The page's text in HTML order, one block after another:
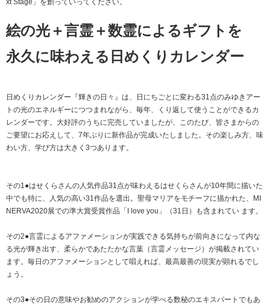
xt Stage」を創っていってください。
絵の光＋言霊＋数霊によるギフトを
永久に味わえる日めくりカレンダー
日めくりカレンダー『輝きの日々』は、日にちごとに変わる31点のみゆきアー
トの光のエネルギーにつつまれながら、毎年、くり返して使うことができるカ
レンダーです。大好評のうちに完売していましたが、このたび、皆さまからの
ご要望にお応えして、7年ぶりに新作品が完成いたしました。その楽しみ方、味
わい方、学び方は大きく3つあります。
その1●はせくらさんの人気作品31点が味わえるはせくらさんが10年間に描いた
中でも特に、人気の高い31作品を選出。聖母マリアをモチーフに描かれた、MI
NERVA2020展での準大賞受賞作品「I love you」（31日）も含まれてい ます。
その2●言霊によるアファメーションが実践できる気持ちが前向きになって内な
る光が輝き出す、柔らかであたたかな言葉（言霊メッセージ）が掲載されてい
ます。毎日のアファメーションとして唱えれば、最高最善の現実が顕れるでし
ょう。
その3●その日の意味やお勧めのアクションが学べる数秘のエキスパートでもあ